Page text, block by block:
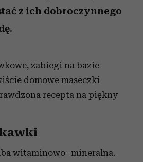
z ich dobroczynnego
zabiegi na bazie
domowe maseczki
recepta na piękny
witaminowo- mineralna.